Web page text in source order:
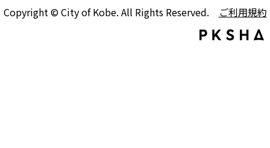
Copyright © City of Kobe. All Rights Reserved. ご利用規約